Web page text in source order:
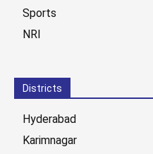
Sports
NRI
Districts
Hyderabad
Karimnagar